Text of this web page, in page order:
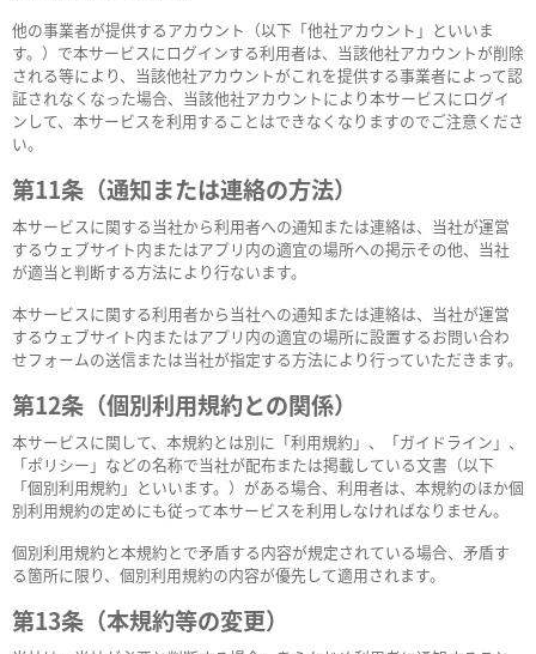
他の事業者が提供するアカウント（以下「他社アカウント」といいま
す。）で本サービスにログインする利用者は、当該他社アカウントが削除
される等により、当該他社アカウントがこれを提供する事業者によって認
証されなくなった場合、当該他社アカウントにより本サービスにログイ
ンして、本サービスを利用することはできなくなりますのでご注意くださ
い。
第11条（通知または連絡の方法）
本サービスに関する当社から利用者への通知または連絡は、当社が運営
するウェブサイト内またはアプリ内の適宜の場所への掲示その他、当社
が適当と判断する方法により行ないます。
本サービスに関する利用者から当社への通知または連絡は、当社が運営
するウェブサイト内またはアプリ内の適宜の場所に設置するお問い合わ
せフォームの送信または当社が指定する方法により行っていただきます。
第12条（個別利用規約との関係）
本サービスに関して、本規約とは別に「利用規約」、「ガイドライン」、
「ポリシー」などの名称で当社が配布または掲載している文書（以下
「個別利用規約」といいます。）がある場合、利用者は、本規約のほか個
別利用規約の定めにも従って本サービスを利用しなければなりません。
個別利用規約と本規約とで矛盾する内容が規定されている場合、矛盾す
る箇所に限り、個別利用規約の内容が優先して適用されます。
第13条（本規約等の変更）